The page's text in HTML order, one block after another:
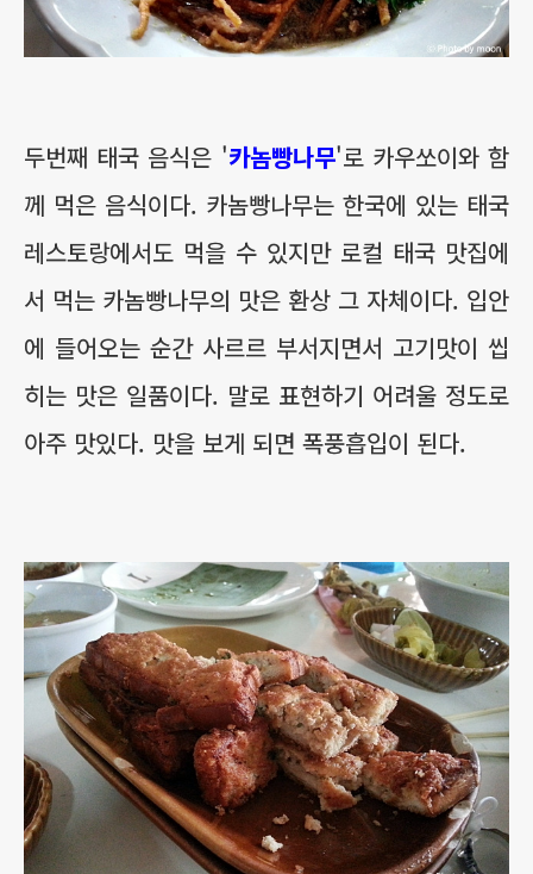
두번째 태국 음식은 '카놈빵나무'로 카우쏘이와 함
께 먹은 음식이다. 카놈빵나무는 한국에 있는 태국
레스토랑에서도 먹을 수 있지만 로컬 태국 맛집에
서 먹는 카놈빵나무의 맛은 환상 그 자체이다. 입안
에 들어오는 순간 사르르 부서지면서 고기맛이 씹
히는 맛은 일품이다. 말로 표현하기 어려울 정도로
아주 맛있다. 맛을 보게 되면 폭풍흡입이 된다.